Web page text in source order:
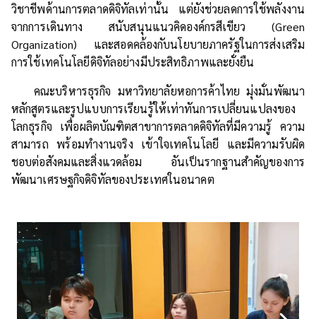
วิชาชีพด้านการตลาดดิจิทัลเท่านั้น แต่ยังช่วยลดการใช้พลังงาน
จากการเดินทาง สนับสนุนแนวคิดองค์กรสีเขียว (Green
Organization) และสอดคล้องกับนโยบายภาครัฐในการส่งเสริม
การใช้เทคโนโลยีดิจิทัลอย่างมีประสิทธิภาพและยั่งยืน
คณะบริหารธุรกิจ มหาวิทยาลัยหอการค้าไทย มุ่งมั่นพัฒนา
หลักสูตรและรูปแบบการเรียนรู้ให้เท่าทันการเปลี่ยนแปลงของ
โลกธุรกิจ เพื่อผลิตบัณฑิตสาขาการตลาดดิจิทัลที่มีความรู้ ความ
สามารถ พร้อมทำงานจริง เข้าใจเทคโนโลยี และมีความรับผิด
ชอบต่อสังคมและสิ่งแวดล้อม อันเป็นรากฐานสำคัญของการ
พัฒนาเศรษฐกิจดิจิทัลของประเทศในอนาคต